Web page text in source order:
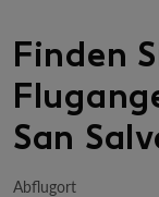
Finden
San
Abflugort